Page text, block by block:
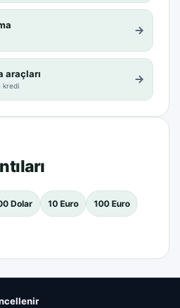
→
araçları
kredi →
Dolar 10 Euro 100 Euro